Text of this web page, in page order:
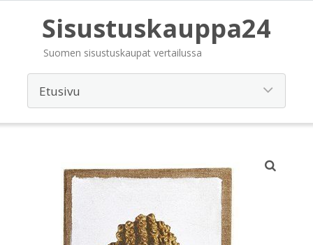
Sisustuskauppa24
Suomen sisustuskaupat vertailussa